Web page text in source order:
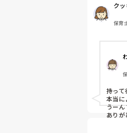
物につい
んとのこと
このよ
それと
良いので
ク
保育
持って
本当に
うーん
ありが
伝え